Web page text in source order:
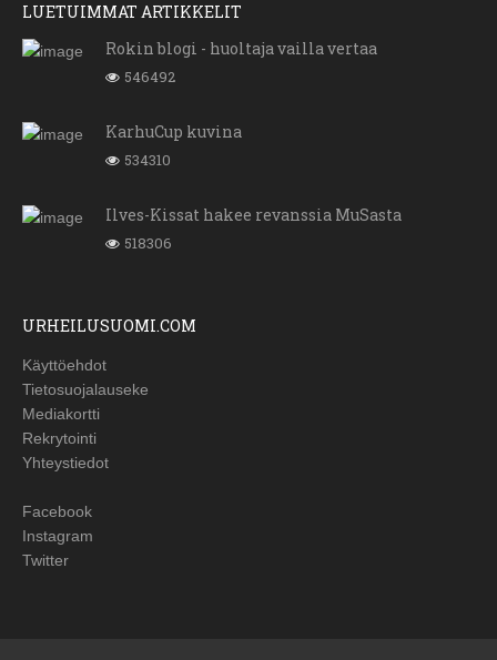
LUETUIMMAT ARTIKKELIT
Rokin blogi - huoltaja vailla vertaa
546492
KarhuCup kuvina
534310
Ilves-Kissat hakee revanssia MuSasta
518306
URHEILUSUOMI.COM
Käyttöehdot
Tietosuojalauseke
Mediakortti
Rekrytointi
Yhteystiedot
Facebook
Instagram
Twitter